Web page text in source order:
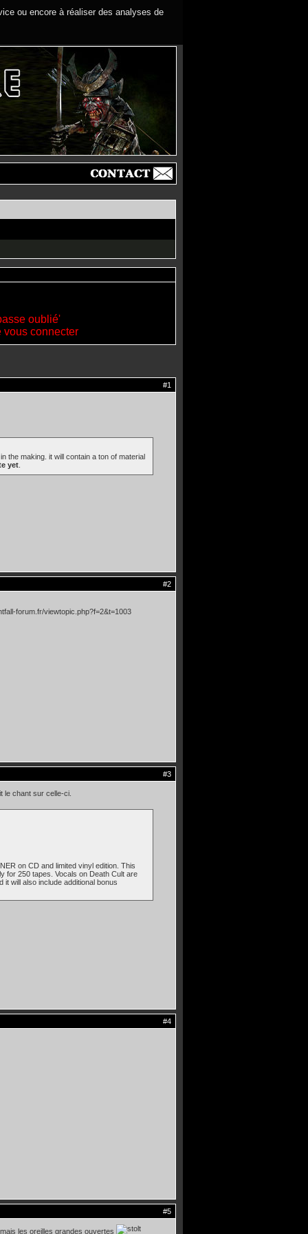
ou encore à réaliser des analyses de
oublié'
vous connecter
#1
the making. it will contain a ton of material
yet
#2
forum.fr/viewtopic.php?f=2&t=1003
#3
le chant sur celle-ci.
on CD and limited vinyl edition. This
for 250 tapes. Vocals on Death Cult are
will also include additional bonus
#4
#5
les oreilles grandes ouvertes